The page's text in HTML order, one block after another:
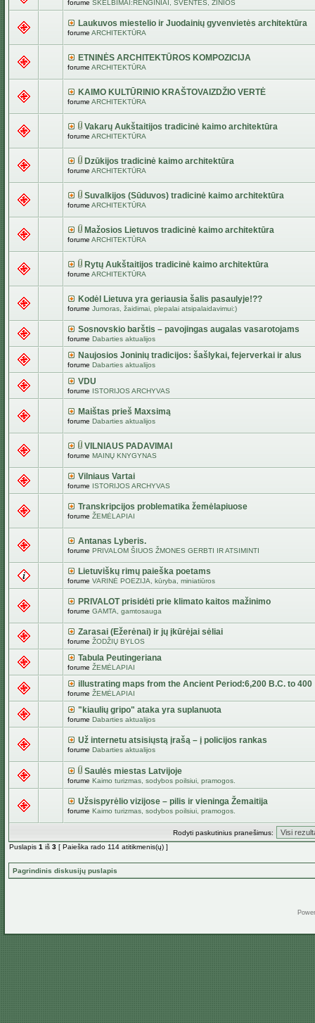
forume SKELBIMAI:RENGINIAI, ŠVENTĖS, ŽINIOS
Laukuvos miestelio ir Juodainių gyvenvietės architektūra
forume ARCHITEKTŪRA
ETNINĖS ARCHITEKTŪROS KOMPOZICIJA
forume ARCHITEKTŪRA
KAIMO KULTŪRINIO KRAŠTOVAIZDŽIO VERTĖ
forume ARCHITEKTŪRA
Vakarų Aukštaitijos tradicinė kaimo architektūra
forume ARCHITEKTŪRA
Dzūkijos tradicinė kaimo architektūra
forume ARCHITEKTŪRA
Suvalkijos (Sūduvos) tradicinė kaimo architektūra
forume ARCHITEKTŪRA
Mažosios Lietuvos tradicinė kaimo architektūra
forume ARCHITEKTŪRA
Rytų Aukštaitijos tradicinė kaimo architektūra
forume ARCHITEKTŪRA
Kodėl Lietuva yra geriausia šalis pasaulyje!??
forume Jumoras, žaidimai, plepalai atsipalaidavimui:)
Sosnovskio barštis – pavojingas augalas vasarotojams
forume Dabarties aktualijos
Naujosios Joninių tradicijos: šašlykai, fejerverkai ir alus
forume Dabarties aktualijos
VDU
forume ISTORIJOS ARCHYVAS
Maištas prieš Maxsimą
forume Dabarties aktualijos
VILNIAUS PADAVIMAI
forume MAINŲ KNYGYNAS
Vilniaus Vartai
forume ISTORIJOS ARCHYVAS
Transkripcijos problematika žemėlapiuose
forume ŽEMĖLAPIAI
Antanas Lyberis.
forume PRIVALOM ŠIUOS ŽMONES GERBTI IR ATSIMINTI
Lietuviškų rimų paieška poetams
forume VARINĖ POEZIJA, kūryba, miniatiūros
PRIVALOT prisidėti prie klimato kaitos mažinimo
forume GAMTA, gamtosauga
Zarasai (Ežerėnai) ir jų įkūrėjai sėliai
forume ŽODŽIŲ BYLOS
Tabula Peutingeriana
forume ŽEMĖLAPIAI
illustrating maps from the Ancient Period:6,200 B.C. to 400
forume ŽEMĖLAPIAI
"kiaulių gripo" ataka yra suplanuota
forume Dabarties aktualijos
Už internetu atsisiųstą įrašą – į policijos rankas
forume Dabarties aktualijos
Saulės miestas Latvijoje
forume Kaimo turizmas, sodybos poilsiui, pramogos.
Užsispyrėlio vizijose – pilis ir vieninga Žemaitija
forume Kaimo turizmas, sodybos poilsiui, pramogos.
Rodyti paskutinius pranešimus:
Puslapis 1 iš 3 [ Paieška rado 114 atitikmenis(ų) ]
Pagrindinis diskusijų puslapis